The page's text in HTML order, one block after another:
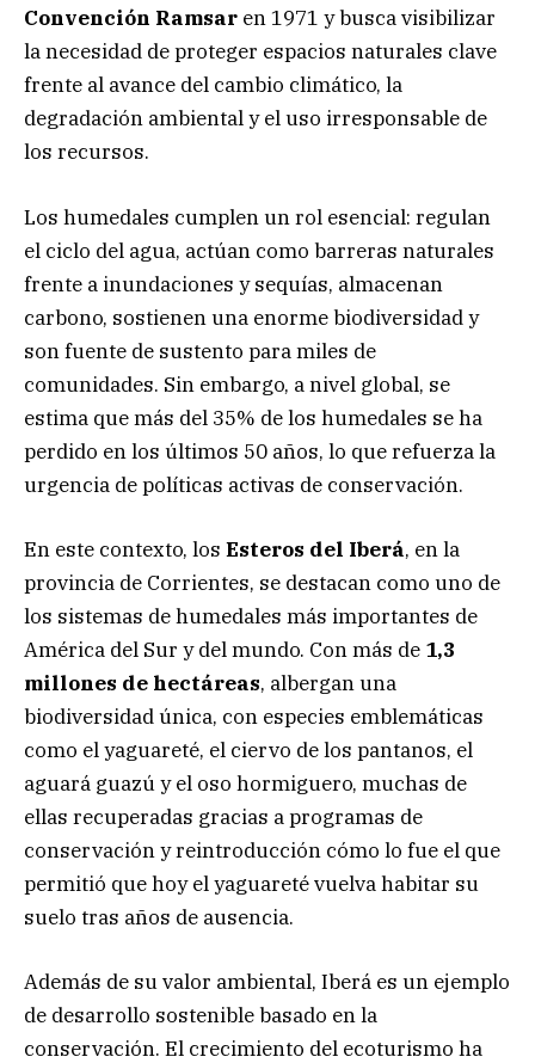
Convención Ramsar en 1971 y busca visibilizar
la necesidad de proteger espacios naturales clave
frente al avance del cambio climático, la
degradación ambiental y el uso irresponsable de
los recursos.
Los humedales cumplen un rol esencial: regulan
el ciclo del agua, actúan como barreras naturales
frente a inundaciones y sequías, almacenan
carbono, sostienen una enorme biodiversidad y
son fuente de sustento para miles de
comunidades. Sin embargo, a nivel global, se
estima que más del 35% de los humedales se ha
perdido en los últimos 50 años, lo que refuerza la
urgencia de políticas activas de conservación.
En este contexto, los Esteros del Iberá, en la
provincia de Corrientes, se destacan como uno de
los sistemas de humedales más importantes de
América del Sur y del mundo. Con más de 1,3
millones de hectáreas, albergan una
biodiversidad única, con especies emblemáticas
como el yaguareté, el ciervo de los pantanos, el
aguará guazú y el oso hormiguero, muchas de
ellas recuperadas gracias a programas de
conservación y reintroducción cómo lo fue el que
permitió que hoy el yaguareté vuelva habitar su
suelo tras años de ausencia.
Además de su valor ambiental, Iberá es un ejemplo
de desarrollo sostenible basado en la
conservación. El crecimiento del ecoturismo ha